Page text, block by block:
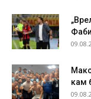
кам